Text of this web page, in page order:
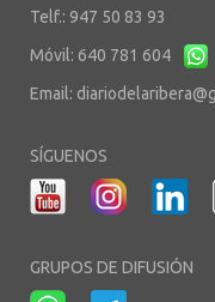
Telf.: 947 50 83 93
Móvil: 640 781 604
Email:
SÍGUENOS
GRUPOS DE DIFUSIÓN